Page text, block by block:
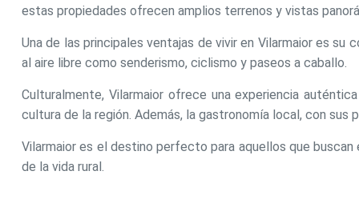
estas propiedades ofrecen amplios terrenos y vistas
Una de las principales ventajas de vivir en Vilarmaior es
al aire libre como senderismo, ciclismo y paseos a caballo.
Culturalmente, Vilarmaior ofrece una experiencia
cultura de la región. Además, la gastronomía local, con
Vilarmaior es el destino perfecto para aquellos que
de la vida rural.